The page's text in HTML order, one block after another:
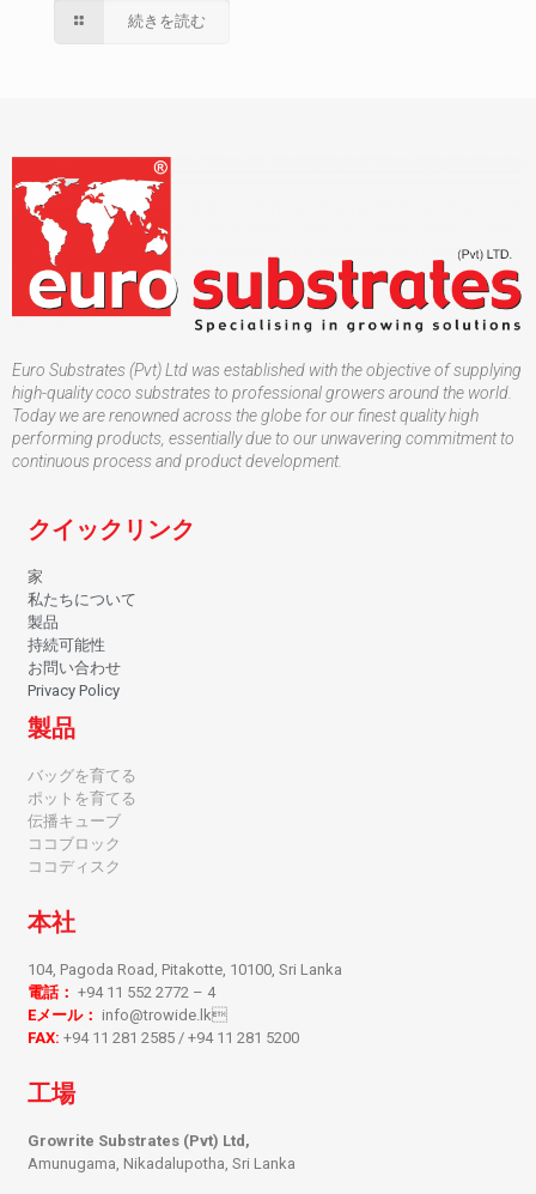
続きを読む
Euro Substrates (Pvt) Ltd was established with the objective of supplying
high-quality coco substrates to professional growers around the world.
Today we are renowned across the globe for our finest quality high
performing products, essentially due to our unwavering commitment to
continuous process and product development.
クイックリンク
家
私たちについて
製品
持続可能性
お問い合わせ
Privacy Policy
製品
バッグを育てる
ポットを育てる
伝播キューブ
ココブロック
ココディスク
本社
104, Pagoda Road, Pitakotte, 10100, Sri Lanka
電話： +94 11 552 2772 – 4
Eメール： info@trowide.lk
FAX: +94 11 281 2585 / +94 11 281 5200
工場
Growrite Substrates (Pvt) Ltd,
Amunugama, Nikadalupotha, Sri Lanka